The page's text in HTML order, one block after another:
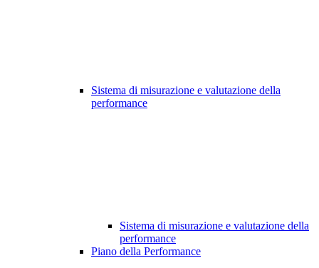
Sistema di misurazione e valutazione della
performance
Sistema di misurazione e valutazione della
performance
Piano della Performance